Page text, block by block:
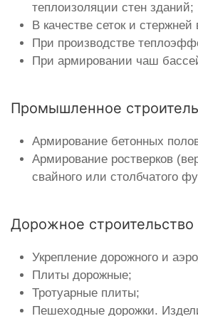
теплоизоляции стен зданий;
В качестве сеток и стержней
При производстве
При армировании чаш
Промышленное
Армирование бетонных
Армирование ростверков
свайного или столбчатого
Дорожное строительство
Укрепление дорожного и
Плиты дорожные;
Тротуарные плиты;
Пешеходные дорожки.